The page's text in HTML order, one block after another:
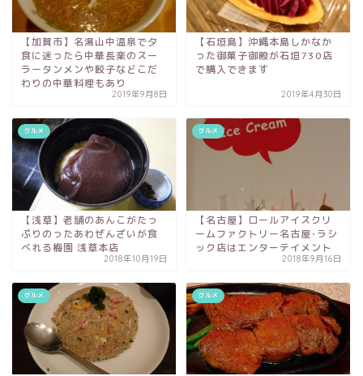
【加賀市】名湯山中温泉で夕
食に迷ったら中華長楽のスー
ラータンメンや餃子などこだ
わりの中華料理もあり
2019年9月8日
【石垣島】沖縄本島しかなか
った御菓子御殿が石垣730店
で購入できます
2019年4月30日
グルメ
【浅草】老舗のあんこがたっ
ぷりのったあわぜんざいが食
べれる梅園 浅草本店
2018年10月19日
グルメ
【名古屋】ロールアイスクリ
ームファクトリー名古屋･ラシ
ック店はエンターテイメント
2018年9月16日
グルメ グルメ